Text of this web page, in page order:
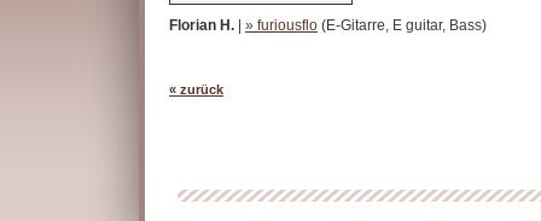
Florian H. » furiousflo (E-Gitarre, E guitar, Bass)
« zurück